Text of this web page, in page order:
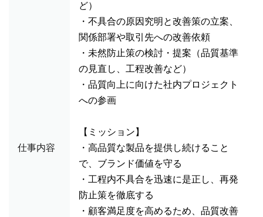
仕事内容
ど）
・不具合の原因究明と改善策の立案、
関係部署や取引先への改善依頼
・未然防止策の検討・提案（品質基準
の見直し、工程改善など）
・品質向上に向けた社内プロジェクト
への参画
【ミッション】
・高品質な製品を提供し続けること
で、ブランド価値を守る
・工程内不具合を迅速に是正し、再発
防止策を徹底する
・顧客満足度を高めるため、品質改善